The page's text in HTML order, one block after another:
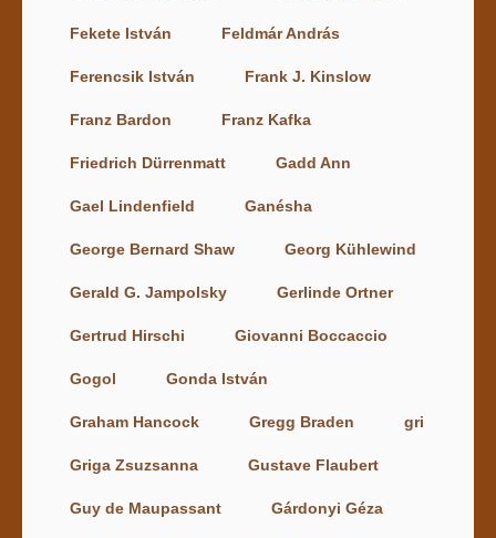
Fekete István Feldmár András
Ferencsik István Frank J. Kinslow
Franz Bardon Franz Kafka
Friedrich Dürrenmatt Gadd Ann
Gael Lindenfield Ganésha
George Bernard Shaw Georg Kühlewind
Gerald G. Jampolsky Gerlinde Ortner
Gertrud Hirschi Giovanni Boccaccio
Gogol Gonda István
Graham Hancock Gregg Braden gri
Griga Zsuzsanna Gustave Flaubert
Guy de Maupassant Gárdonyi Géza